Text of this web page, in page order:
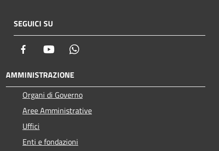
SEGUICI SU
Facebook Youtube
AMMINISTRAZIONE
Organi di Governo
Aree Amministrative
Uffici
Enti e fondazioni